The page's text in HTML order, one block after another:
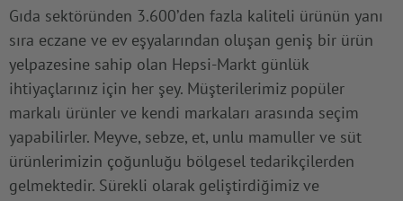
Gıda sektöründen 3.600’den fazla kaliteli ürünün yanı
sıra eczane ve ev eşyalarından oluşan geniş bir ürün
yelpazesine sahip olan Hepsi-Markt günlük
ihtiyaçlarınız için her şey. Müşterilerimiz popüler
markalı ürünler ve kendi markaları arasında seçim
yapabilirler. Meyve, sebze, et, unlu mamuller ve süt
ürünlerimizin çoğunluğu bölgesel tedarikçilerden
gelmektedir. Sürekli olarak geliştirdiğimiz ve